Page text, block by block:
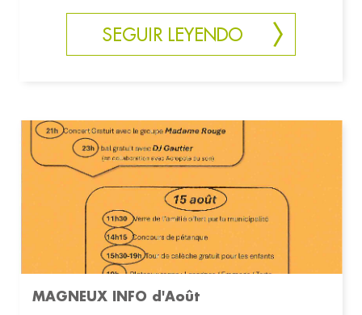
SEGUIR LEYENDO
MAGNEUX INFO d'Août